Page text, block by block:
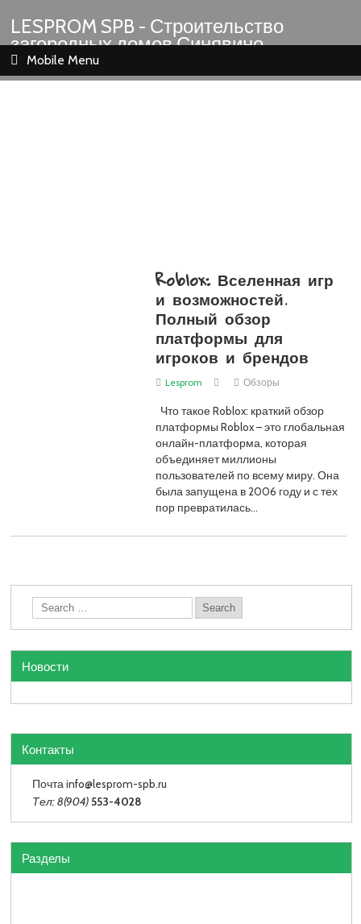
LESPROM SPB - Строительство
загородных домов Синявино
Шлиссельбург Кировск Назия
Mobile Menu
Roblox: Вселенная игр
и возможностей.
Полный обзор
платформы для
игроков и брендов
Lesprom Обзоры
Что такое Roblox: краткий обзор
платформы Roblox – это глобальная
онлайн-платформа, которая
объединяет миллионы
пользователей по всему миру. Она
была запущена в 2006 году и с тех
пор превратилась…
Новости
Контакты
Почта info@lesprom-spb.ru
Тел: 8(904) 553-4028
Разделы